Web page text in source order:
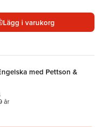
Lägg i varukorg
med Pettson &
år